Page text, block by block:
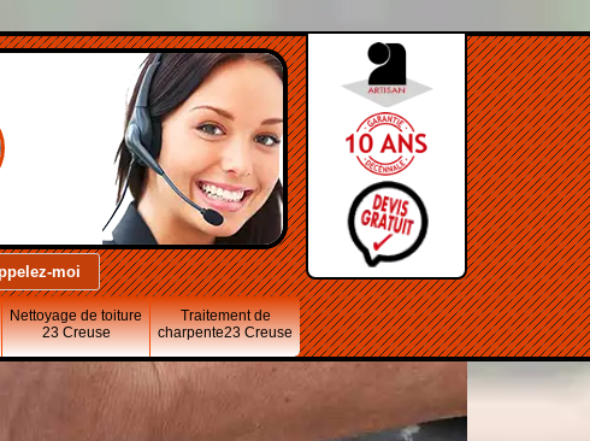
Nettoyage de toiture
23 Creuse
Traitement de
charpente23 Creuse